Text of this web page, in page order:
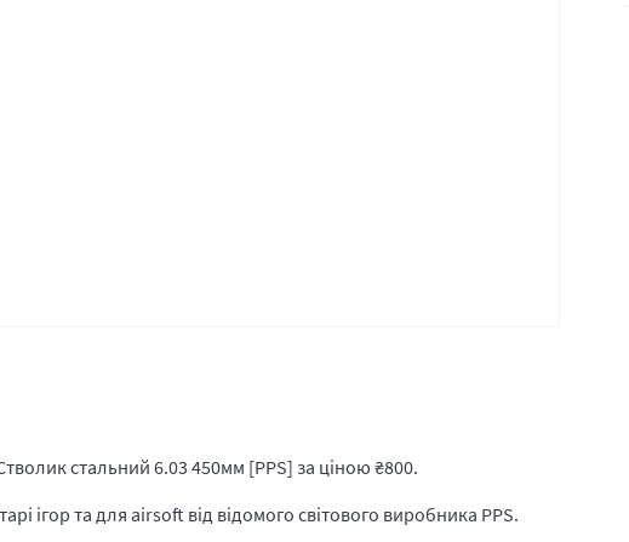
стальний 6.03 450мм [PPS] за ціною ₴800.
ігор та для airsoft від відомого світового виробника PPS.